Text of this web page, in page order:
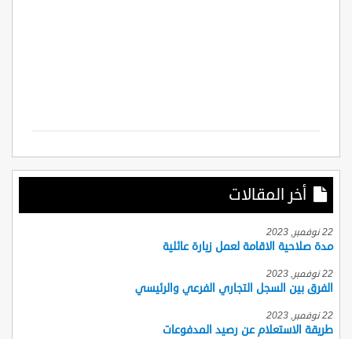
أخر المقالات
22 نوفمبر, 2023
مدة صلاحية الاقامة لعمل زيارة عائلية
22 نوفمبر, 2023
الفرق بين السجل التجاري الفرعي والرئيسي
22 نوفمبر, 2023
طريقة الاستعلام عن رصيد المدفوعات